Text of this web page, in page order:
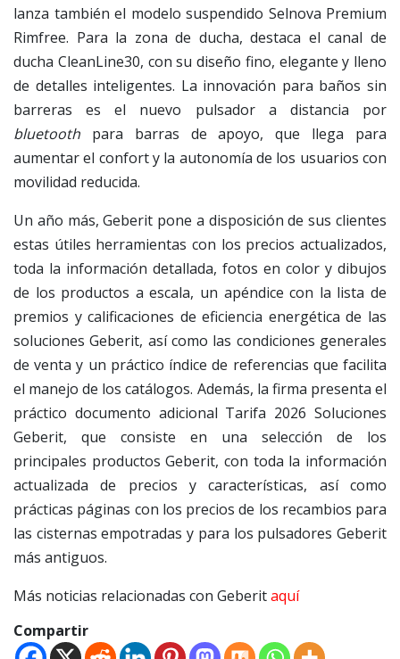
lanza también el modelo suspendido Selnova Premium
Rimfree. Para la zona de ducha, destaca el canal de
ducha CleanLine30, con su diseño fino, elegante y lleno
de detalles inteligentes. La innovación para baños sin
barreras es el nuevo pulsador a distancia por
bluetooth para barras de apoyo, que llega para
aumentar el confort y la autonomía de los usuarios con
movilidad reducida.
Un año más, Geberit pone a disposición de sus clientes
estas útiles herramientas con los precios actualizados,
toda la información detallada, fotos en color y dibujos
de los productos a escala, un apéndice con la lista de
premios y calificaciones de eficiencia energética de las
soluciones Geberit, así como las condiciones generales
de venta y un práctico índice de referencias que facilita
el manejo de los catálogos. Además, la firma presenta el
práctico documento adicional Tarifa 2026 Soluciones
Geberit, que consiste en una selección de los
principales productos Geberit, con toda la información
actualizada de precios y características, así como
prácticas páginas con los precios de los recambios para
las cisternas empotradas y para los pulsadores Geberit
más antiguos.
Más noticias relacionadas con Geberitaquí
Compartir